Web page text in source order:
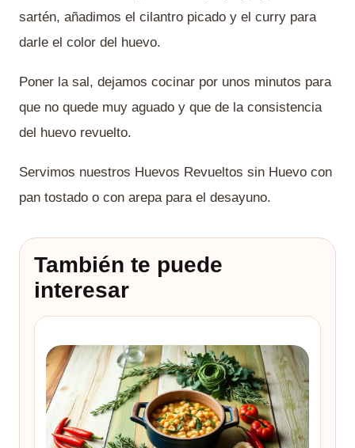
sartén, añadimos el cilantro picado y el curry para
darle el color del huevo.
Poner la sal, dejamos cocinar por unos minutos para
que no quede muy aguado y que de la consistencia
del huevo revuelto.
Servimos nuestros Huevos Revueltos sin Huevo con
pan tostado o con arepa para el desayuno.
También te puede
interesar